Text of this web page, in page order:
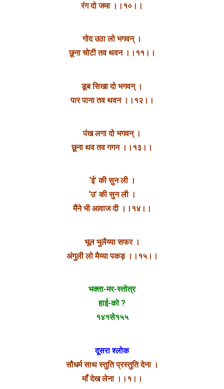
रंग दो जमा ।।१०।।
गोद उठा लो भगवन् ।
छूना चोटी तव थवन ।।११।।
डूब सिखा दो भगवन् ।
पार पाना तव थवन ।।१२।।
पंख लगा दो भगवन् ।
छूना थव तव गगन ।।१३।।
‘ई’ की सुन ली ।
‘उ’ की सुन ली ।
मैंने भी आवाज दी ।।१४।।
भूल भुलैय्या सफर ।
अंगुली लो मैय्या पकड़ ।।१५।।
भक्ता-मर-स्तोत्र
हाई-को ?
१४१से१५५
दूसरा श्लोक
सौधर्म साथ स्तुति प्रस्तुति देना ।
माँ देख लेना ।।१।।